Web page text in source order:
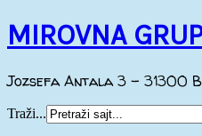
MIROVNA
Jozsefa Antala 3 - 31300
Traži...